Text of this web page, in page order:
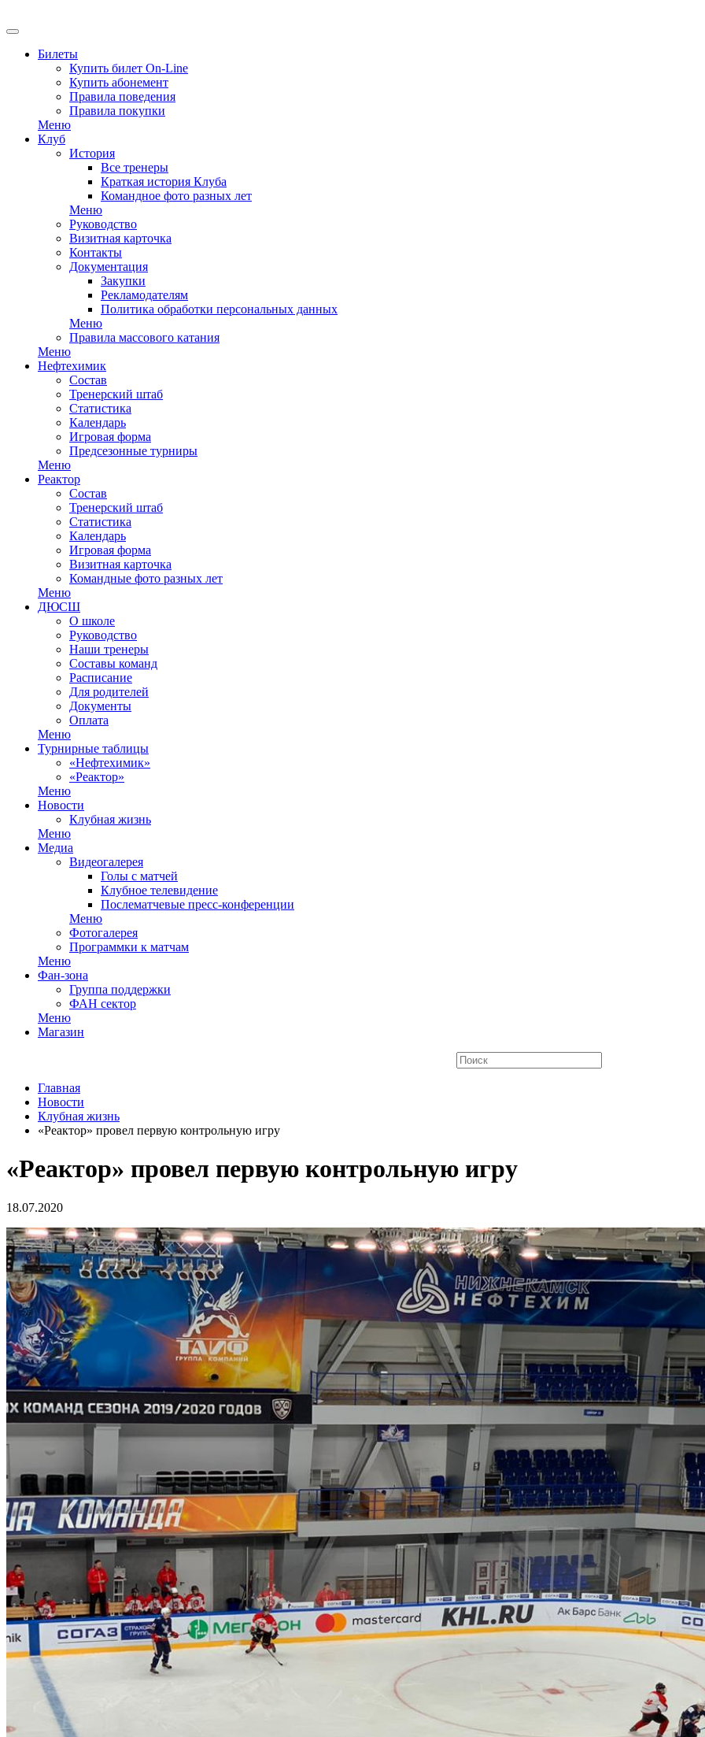
Билеты
Купить билет On-Line
Купить абонемент
Правила поведения
Правила покупки
Меню
Клуб
История
Все тренеры
Краткая история Клуба
Командное фото разных лет
Меню
Руководство
Визитная карточка
Контакты
Документация
Закупки
Рекламодателям
Политика обработки персональных данных
Меню
Правила массового катания
Меню
Нефтехимик
Состав
Тренерский штаб
Статистика
Календарь
Игровая форма
Предсезонные турниры
Меню
Реактор
Состав
Тренерский штаб
Статистика
Календарь
Игровая форма
Визитная карточка
Командные фото разных лет
Меню
ДЮСШ
О школе
Руководство
Наши тренеры
Составы команд
Расписание
Для родителей
Документы
Оплата
Меню
Турнирные таблицы
«Нефтехимик»
«Реактор»
Меню
Новости
Клубная жизнь
Меню
Медиа
Видеогалерея
Голы с матчей
Клубное телевидение
Послематчевые пресс-конференции
Меню
Фотогалерея
Программки к матчам
Меню
Фан-зона
Группа поддержки
ФАН сектор
Меню
Магазин
Главная
Новости
Клубная жизнь
«Реактор» провел первую контрольную игру
«Реактор» провел первую контрольную игру
18.07.2020